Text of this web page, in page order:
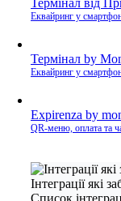
Термінал від
Еквайринг у
Термінал by
Еквайринг у
Expirenza by
QR-меню, оплата та
Інтеграції які
Список